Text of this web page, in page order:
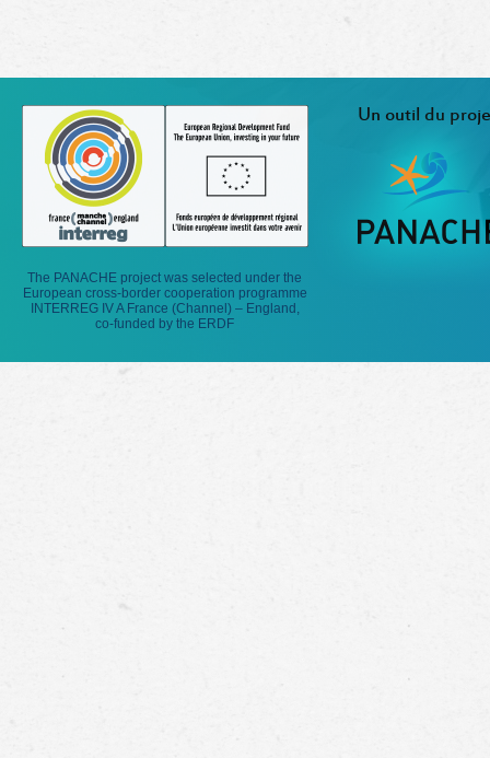
The PANACHE project was selected under the
European cross-border cooperation programme
INTERREG IV A France (Channel) – England,
co-funded by the ERDF
Un outil du